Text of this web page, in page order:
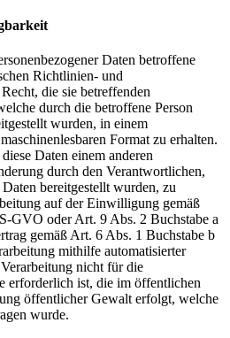
Daten betroffene
Richtlinien- und
die sie betreffenden
durch die betroffene Person
wurden, in einem
Format zu erhalten.
Daten einem anderen
durch den Verantwortlichen,
bereitgestellt wurden, zu
auf der Einwilligung gemäß
GVO oder Art. 9 Abs. 2 Buchstabe a
gemäß Art. 6 Abs. 1 Buchstabe b
mithilfe automatisierter
nicht für die
erforderlich ist, die im öffentlichen
öffentlicher Gewalt erfolgt, welche
wurde.